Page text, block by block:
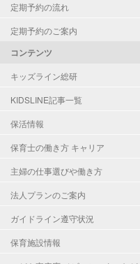
定期予約の流れ
定期予約のご案内
コンテンツ
キッズライン総研
KIDSLINE記事一覧
保活情報
保育士の働き方 キャリア
主婦の仕事選びや働き方
法人プランのご案内
ガイドライン遵守状況
保育施設情報